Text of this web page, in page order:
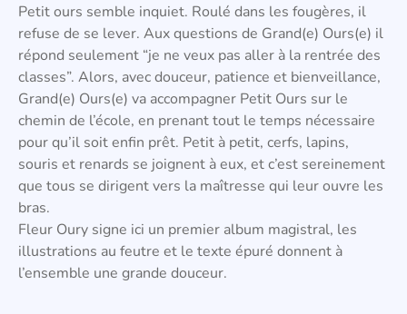
Petit ours semble inquiet. Roulé dans les fougères, il
refuse de se lever. Aux questions de Grand(e) Ours(e) il
répond seulement “je ne veux pas aller à la rentrée des
classes”. Alors, avec douceur, patience et bienveillance,
Grand(e) Ours(e) va accompagner Petit Ours sur le
chemin de l’école, en prenant tout le temps nécessaire
pour qu’il soit enfin prêt. Petit à petit, cerfs, lapins,
souris et renards se joignent à eux, et c’est sereinement
que tous se dirigent vers la maîtresse qui leur ouvre les
bras.
Fleur Oury signe ici un premier album magistral, les
illustrations au feutre et le texte épuré donnent à
l’ensemble une grande douceur.